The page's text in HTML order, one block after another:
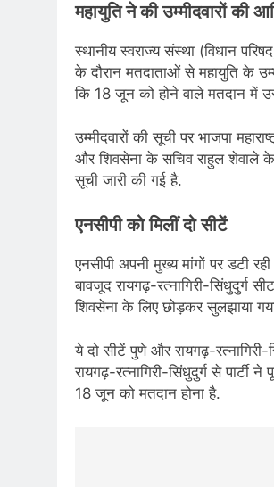
महायुति ने की उम्मीदवारों की
स्थानीय स्वराज्य संस्था (विधान
के दौरान मतदाताओं से महायुति के
कि 18 जून को होने वाले मतदान में
उम्मीदवारों की सूची पर भाजपा
और शिवसेना के सचिव राहुल शेवाले
सूची जारी की गई है.
एनसीपी को मिलीं दो सीटें
एनसीपी अपनी मुख्य मांगों पर डटी
बावजूद रायगढ़-रत्नागिरी-सिंधुदुर्ग
शिवसेना के लिए छोड़कर सुलझाया
ये दो सीटें पुणे और रायगढ़-
रायगढ़-रत्नागिरी-सिंधुदुर्ग से
18 जून को मतदान होना है.